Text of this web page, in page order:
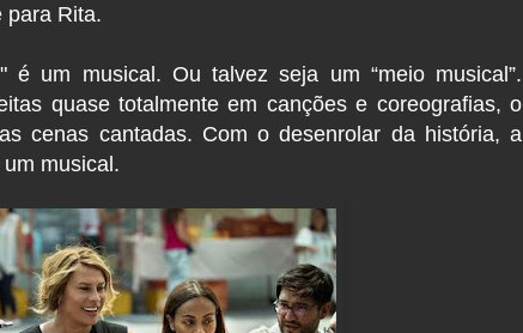
para Rita.
é um musical. Ou talvez seja um “meio musical”.
quase totalmente em canções e coreografias, o
cenas cantadas. Com o desenrolar da história, a
musical.